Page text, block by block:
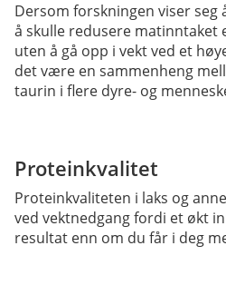
Dersom forskningen viser
å skulle redusere matinntaket
uten å gå opp i vekt ved et
det være en sammenheng
taurin i flere dyre- og
Proteinkvalitet
Proteinkvaliteten i laks og
ved vektnedgang fordi et økt
resultat enn om du får i deg